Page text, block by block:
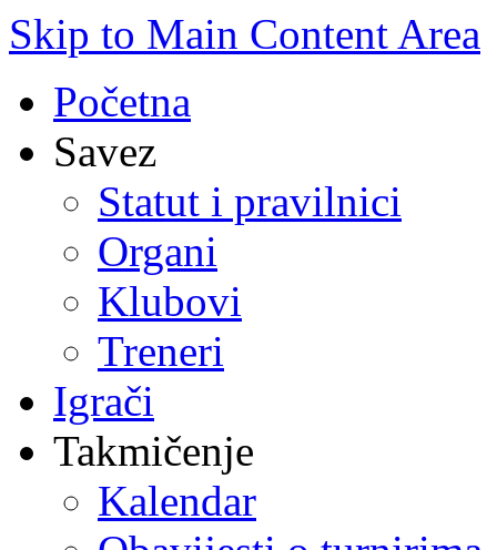
Skip to Main Content Area
Početna
Savez
Statut i pravilnici
Organi
Klubovi
Treneri
Igrači
Takmičenje
Kalendar